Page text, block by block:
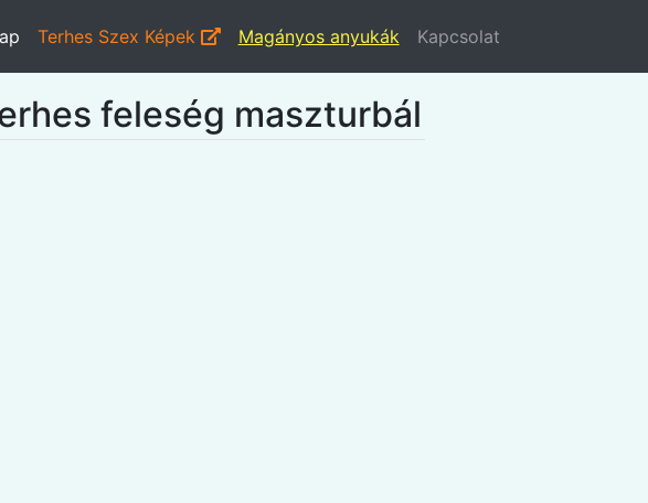
Terhes Szex Képek Magányos anyukák Kapcsolat
feleség maszturbál